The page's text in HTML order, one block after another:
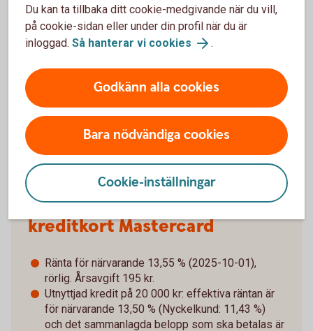
ränta på det som belopp som finns kvar efter
du betalat. Minst 3 % av skulden betalas varje
månad, lägst 150 kr. Din kreditkostnad blir
sen med inbetalningar kan det tillkomma extra
kostnader.
Räkneexempel Betal- och
kreditkort Mastercard
Ränta för närvarande 13,55 % (2025-10-01),
rörlig. Årsavgift 195 kr.
Utnyttjad kredit på 20 000 kr: effektiva räntan är
för närvarande 13,50 % (Nyckelkund: 11,43 %)
och det sammanlagda belopp som ska betalas är
Du kan ta tillbaka ditt cookie-medgivande när du vill,
på cookie-sidan eller under din profil när du är
inloggad. Så hanterar vi cookies .
Godkänn alla cookies
Bara nödvändiga cookies
Cookie-inställningar